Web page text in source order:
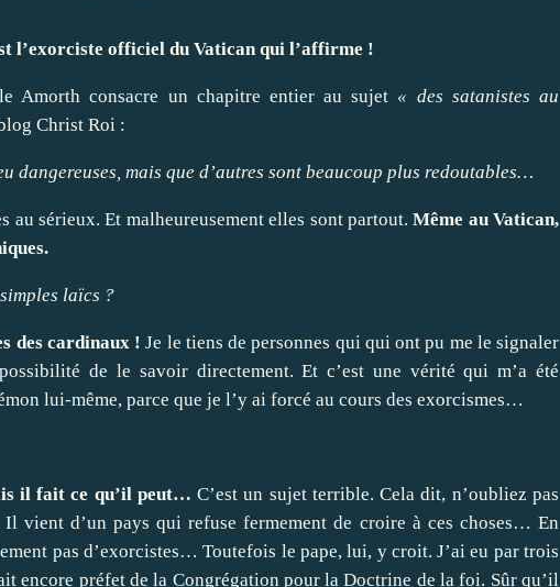
officiel du Vatican qui l’affirme !
Amorth consacre un chapitre entier au sujet « des satanistes au
Christ Roi :
dangereuses, mais que d’autres sont beaucoup plus redoutables…
au sérieux. Et malheureusement elles sont partout.Même au Vatican,
laïcs ?
des cardinaux ! Je le tiens de personnes qui qui ont pu me le signaler
de le savoir directement. Et c’est une vérité qui m’a été
lui-même, parce que je l’y ai forcé au cours des exorcismes…
il fait ce qu’il peut… C’est un sujet terrible. Cela dit, n’oubliez pas
vient d’un pays qui refuse fermement de croire à ces choses… En
pas d’exorcistes… Toutefois le pape, lui, y croit. J’ai eu par trois
encore préfet de la Congrégation pour la Doctrine de la foi. Sûr qu’il